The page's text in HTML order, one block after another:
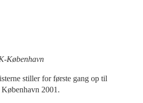
København
stiller for første gang op til
2001.